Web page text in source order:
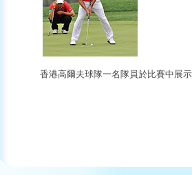
香港高爾夫球隊一名隊員於比賽中展